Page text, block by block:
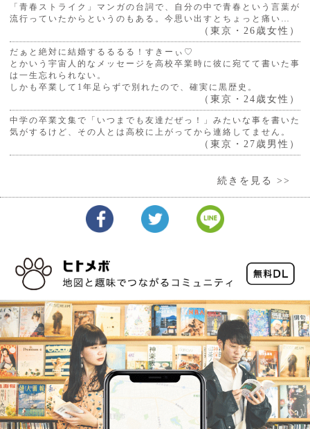
「青春ストライク」マンガの台詞で、自分の中で青春という言葉が
流行っていたからというのもある。今思い出すとちょっと痛い…
（東京・26歳女性）
だぁと絶対に結婚するるるる！すきーぃ♡
とかいう宇宙人的なメッセージを高校卒業時に彼に宛てて書いた事
は一生忘れられない。
しかも卒業して1年足らずで別れたので、確実に黒歴史。
（東京・24歳女性）
中学の卒業文集で「いつまでも友達だぜっ！」みたいな事を書いた
気がするけど、その人とは高校に上がってから連絡してません。
（東京・27歳男性）
続きを見る >>